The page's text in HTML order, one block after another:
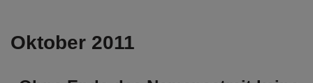
Oktober 2011